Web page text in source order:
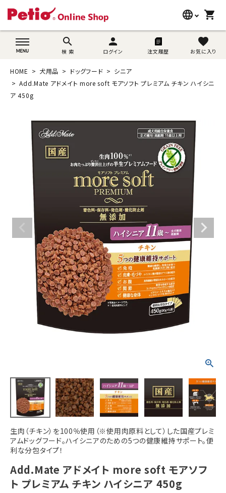
language
wovn-lang-name
shopping_cart
search
検 索
person
ログイン 注文履歴
favorite
お気に入り
search
猫用品
ブランド別に探す
目的別に探す
ACCOUNT MENU
ようこそ ゲスト 様
ログイン person 新規会員登録
HOME 犬用品 ドッグフード
シニア
Add.Mate アドメイト more soft モアソフト プレミアム チキン ハイシニ
ア 450g
生肉（チキン）を100％使用（※使用肉原料として）した国産プレミ
アムドッグフード。ハイシニアのための5つの健康維持サポート。便
利な分包タイプ！
Add.Mate アドメイト more soft モアソフ
ト プレミアム チキン ハイシニア 450g